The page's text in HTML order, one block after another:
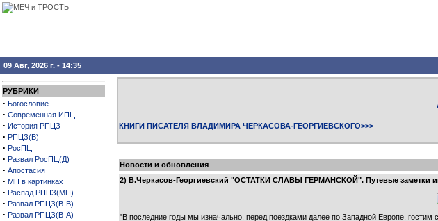
09 Авг, 2026 г. - 14:35
РУБРИКИ
· Богословие
· Современная ИПЦ
· История РПЦЗ
· РПЦЗ(В)
· РосПЦ
· Развал РосПЦ(Д)
· Апостасия
· МП в картинках
· Распад РПЦЗ(МП)
· Развал РПЦЗ(В-В)
· Развал РПЦЗ(В-А)
КНИГИ ПИСАТЕЛЯ ВЛАДИМИРА ЧЕРКАСОВА-ГЕОРГИЕВСКОГО>>>
Новости и обновления
2) В.Черкасов-Георгиевский "ОСТАТКИ СЛАВЫ ГЕРМАНСКОЙ". Путевые заметки
"В последние годы мы изначально, перед поездками далее по Западной Европе,